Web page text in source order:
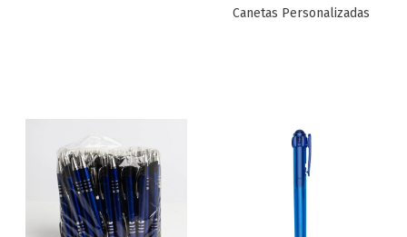
Canetas Personalizadas